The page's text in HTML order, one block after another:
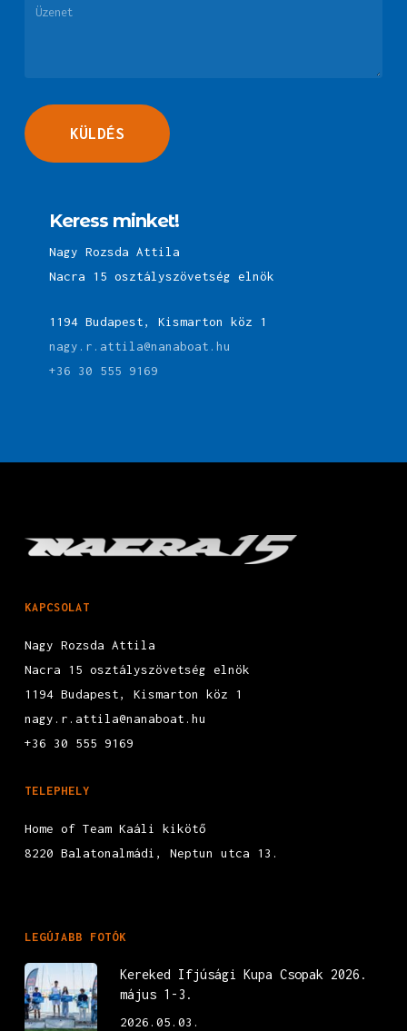
Keress minket!
Nagy Rozsda Attila
Nacra 15 osztályszövetség elnök
1194 Budapest, Kismarton köz 1
nagy.r.attila@nanaboat.hu
+36 30 555 9169
KAPCSOLAT
Nagy Rozsda Attila
Nacra 15 osztályszövetség elnök
1194 Budapest, Kismarton köz 1
nagy.r.attila@nanaboat.hu
+36 30 555 9169
TELEPHELY
Home of Team Kaáli kikötő
8220 Balatonalmádi, Neptun utca 13.
LEGÚJABB FOTÓK
Kereked Ifjúsági Kupa Csopak 2026.
május 1-3.
2026.05.03.